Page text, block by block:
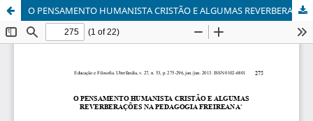
O PENSAMENTO HUMANISTA CRISTÃO E ALGUMAS REVERBERAÇÕES NA PEDAGOGIA FREIREANA